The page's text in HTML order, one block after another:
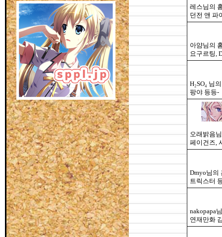
레스님의
던전 앤 파
아얌님의
요구르팅,
H₂SO₄ 님
팡야 등등-
오래밝음
페이건즈,
Dmyo님의
트릭스터
nakopapa
연재만화